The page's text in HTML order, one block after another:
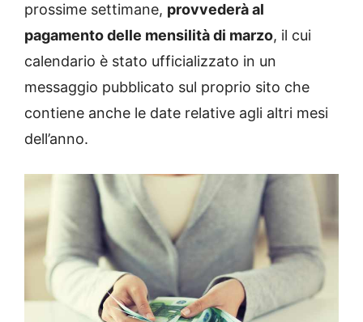
prossime settimane, provvederà al
pagamento delle mensilità di marzo, il cui
calendario è stato ufficializzato in un
messaggio pubblicato sul proprio sito che
contiene anche le date relative agli altri mesi
dell’anno.